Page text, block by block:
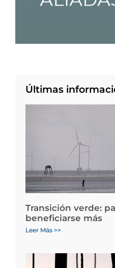
Últimas
Transición verde:
beneficiarse más
Leer Más >>